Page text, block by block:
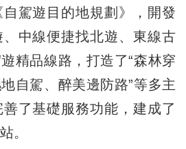
駕遊目的地規劃》，開發
中線便捷找北遊、東線古
精品線路，打造了“森林穿
自駕、醉美邊防路”等多主
了基礎服務功能，建成了
。